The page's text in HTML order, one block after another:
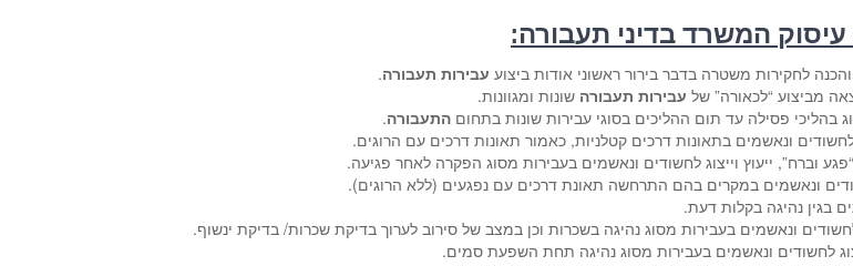
עיסוק המשרד בדיני תעבורה:
והכנה לחקירות משטרה בדבר בירור ראשוני אודות ביצוע עבירות תעבורה.
מביצוע “לכאורה” של עבירות תעבורה שונות ומגוונות.
בהליכי פסילה עד תום ההליכים בסוגי עבירות שונות בתחום התעבורה.
לחשודים ונאשמים בתאונות דרכים קטלניות, כאמור תאונות דרכים עם הרוגים.
וברח”, ייעוץ וייצוג לחשודים ונאשמים בעבירות מסוג הפקרה לאחר פגיעה.
ונאשמים במקרים בהם התרחשה תאונת דרכים עם נפגעים (ללא הרוגים).
בגין נהיגה בקלות דעת.
לחשודים ונאשמים בעבירות מסוג נהיגה בשכרות וכן במצב של סירוב לערוך בדיקת שכרות/ בדיקת ינשוף.
לחשודים ונאשמים בעבירות מסוג נהיגה תחת השפעת סמים.